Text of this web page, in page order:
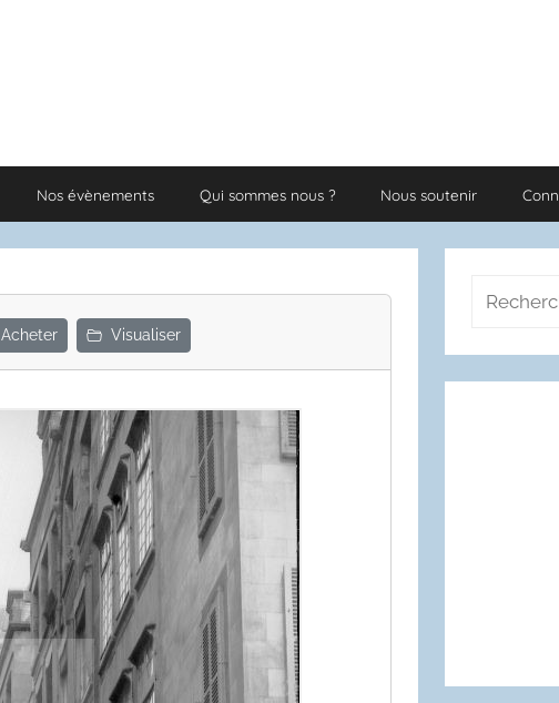
Nos évènements Qui sommes nous ? Nous soutenir
Acheter Visualiser
: